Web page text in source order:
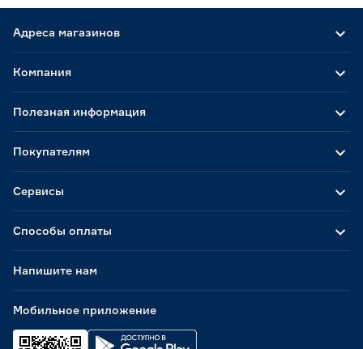
Адреса магазинов
Способы оплаты
Мобильное приложение
Компания
Полезная информация
Покупателям
Сервисы
Напишите нам